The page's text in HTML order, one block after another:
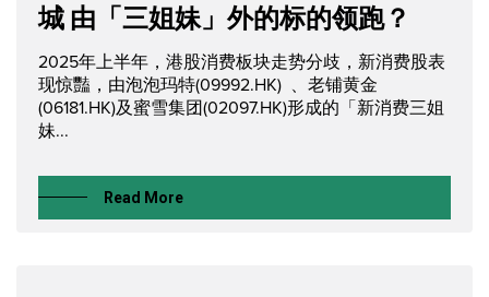
城 由「三姐妹」外的标的领跑？
2025年上半年，港股消费板块走势分歧，新消费股表
现惊豔，由泡泡玛特(09992.HK) 、老铺黄金
(06181.HK)及蜜雪集团(02097.HK)形成的「新消费三姐
妹...
Read More